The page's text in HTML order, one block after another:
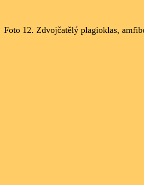
Foto 12. Zdvojčatělý plagioklas,